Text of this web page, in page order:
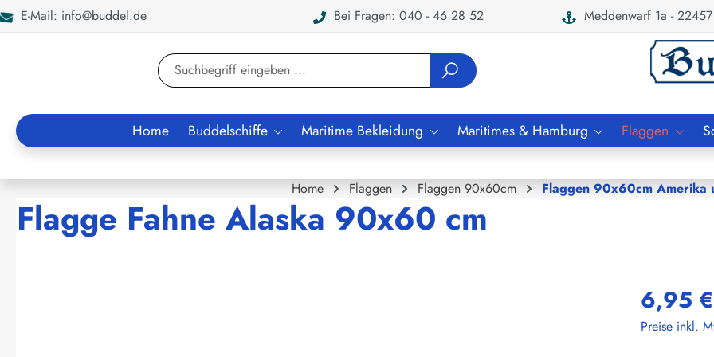
Zur Suche springen
E-Mail: info@buddel.de Bei Fragen: 040 - 46 28 52 Meddenwarf 1a -
Home Buddelschiffe Maritime Bekleidung Maritimes & Hamburg Flaggen
Home Flaggen Flaggen 90x60cm Flaggen 90x60cm Amerika
Flagge Fahne Alaska 90x60 cm
6,95 €
Preise inkl.